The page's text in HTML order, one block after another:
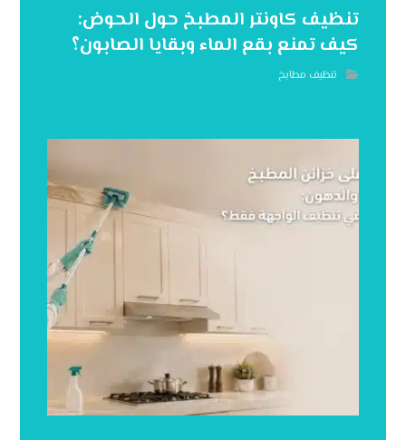
تنظيف كاونتر المطبخ حول الحوض:
كيف تمنع بقع الماء وبقايا الصابون؟
تنظيف مطابخ